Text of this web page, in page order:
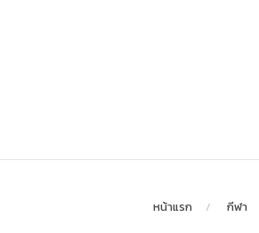
หน้าแรก กีฬา